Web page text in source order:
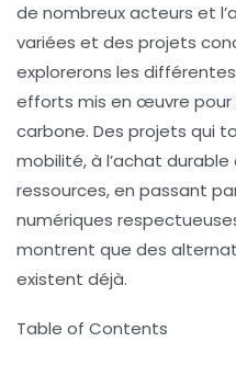
de nombreux acteurs et
variées et des projets
explorerons les
efforts mis en œuvre pour
carbone. Des projets qui
mobilité, à l’achat
ressources, en passant
numériques
montrent que des
existent déjà.
Table of Contents